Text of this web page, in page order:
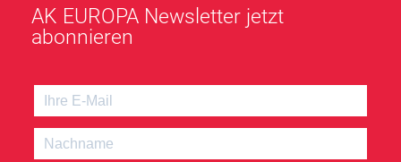
AK EUROPA Newsletter jetzt
abonnieren